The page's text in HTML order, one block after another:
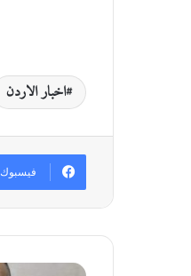
اخبار الاردن
فيسبوك